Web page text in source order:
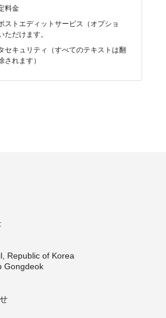
料金
ストエディットサービス（オプショ
ただけます。
セキュリティ（すべてのテキストは翻
されます）
Republic of Korea
Gongdeok